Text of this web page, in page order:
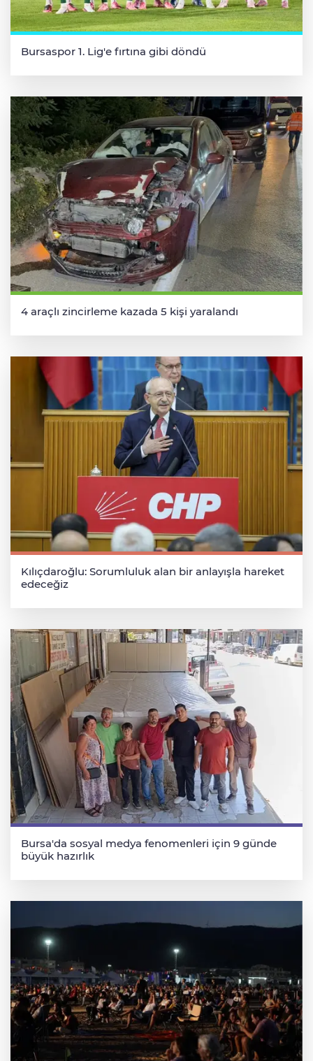
Bursaspor 1. Lig'e fırtına gibi döndü
4 araçlı zincirleme kazada 5 kişi yaralandı
Kılıçdaroğlu: Sorumluluk alan bir anlayışla hareket
edeceğiz
Bursa'da sosyal medya fenomenleri için 9 günde
büyük hazırlık